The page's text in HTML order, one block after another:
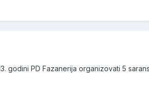
godini PD Fazanerija organizovati 5